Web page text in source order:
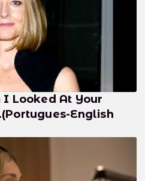
I Looked At Your
English